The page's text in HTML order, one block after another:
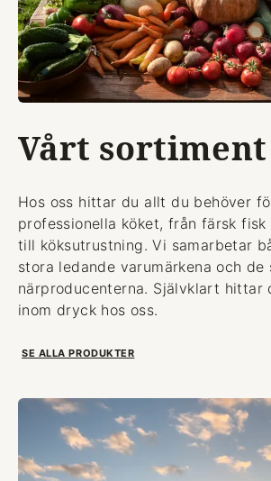
Vårt sortiment
Hos oss hittar du allt du behöver
professionella köket, från färsk fisk
till köksutrustning. Vi samarbetar
stora ledande varumärkena och de
närproducenterna. Självklart hittar
inom dryck hos oss.
SE ALLA PRODUKTER